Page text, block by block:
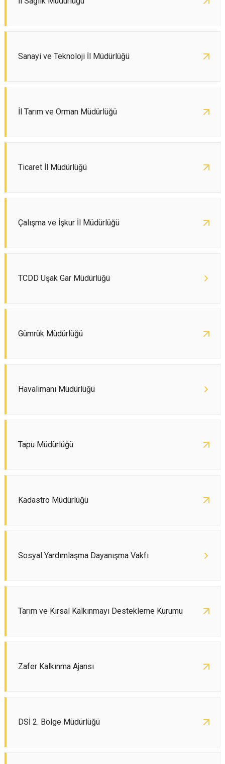
Sanayi ve Teknoloji İl Müdürlüğü
İl Tarım ve Orman Müdürlüğü
Ticaret İl Müdürlüğü
Çalışma ve İşkur İl Müdürlüğü
TCDD Uşak Gar Müdürlüğü
Gümrük Müdürlüğü
Havalimanı Müdürlüğü
Tapu Müdürlüğü
Kadastro Müdürlüğü
Sosyal Yardımlaşma Dayanışma Vakfı
Tarım ve Kırsal Kalkınmayı Destekleme Kurumu
Zafer Kalkınma Ajansı
DSİ 2. Bölge Müdürlüğü